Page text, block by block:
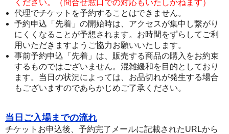
ください。（問合せ窓口での対応もいたしかねます）
代理でチケットを予約することはできません。
予約申込「先着」の開始時は、アクセスが集中し繋がり
にくくなることが予想されます。お時間をずらしてご利
用いただきますようご協力お願いいたします。
事前予約申込「先着」は、販売する商品の購入をお約束
するものではございません。混雑緩和を目的としており
ます。当日の状況によっては、お品切れが発生する場合
もございますのであらかじめご了承ください。
当日ご入場までの流れ
チケットお申込後、予約完了メールに記載されたURLから